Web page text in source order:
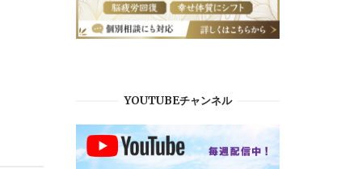
YOUTUBEチャンネル